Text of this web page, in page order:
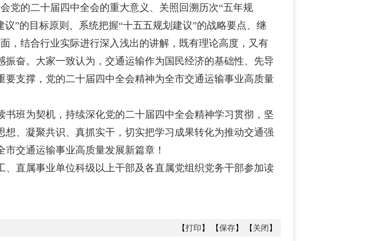
党的二十届四中全会的重大意义、关照回溯历次“五年规
议”的目标原则、系统把握“十五五规划建议”的战略要点、继
，结合行业实际进行深入浅出的讲解，既有理论高度，又有
奋。大家一致认为，交通运输作为国民经济的基础性、先导
支撑，党的二十届四中全会精神为全市交通运输事业高质量
班为契机，持续深化党的二十届四中全会精神学习贯彻，坚
、凝聚共识、真抓实干，切实把学习成果转化为推动交通强
交通运输事业高质量发展新篇章！
、直属事业单位科级以上干部及各直属党组织党务干部参加读
【打印 】 【保存】 【 关闭 】